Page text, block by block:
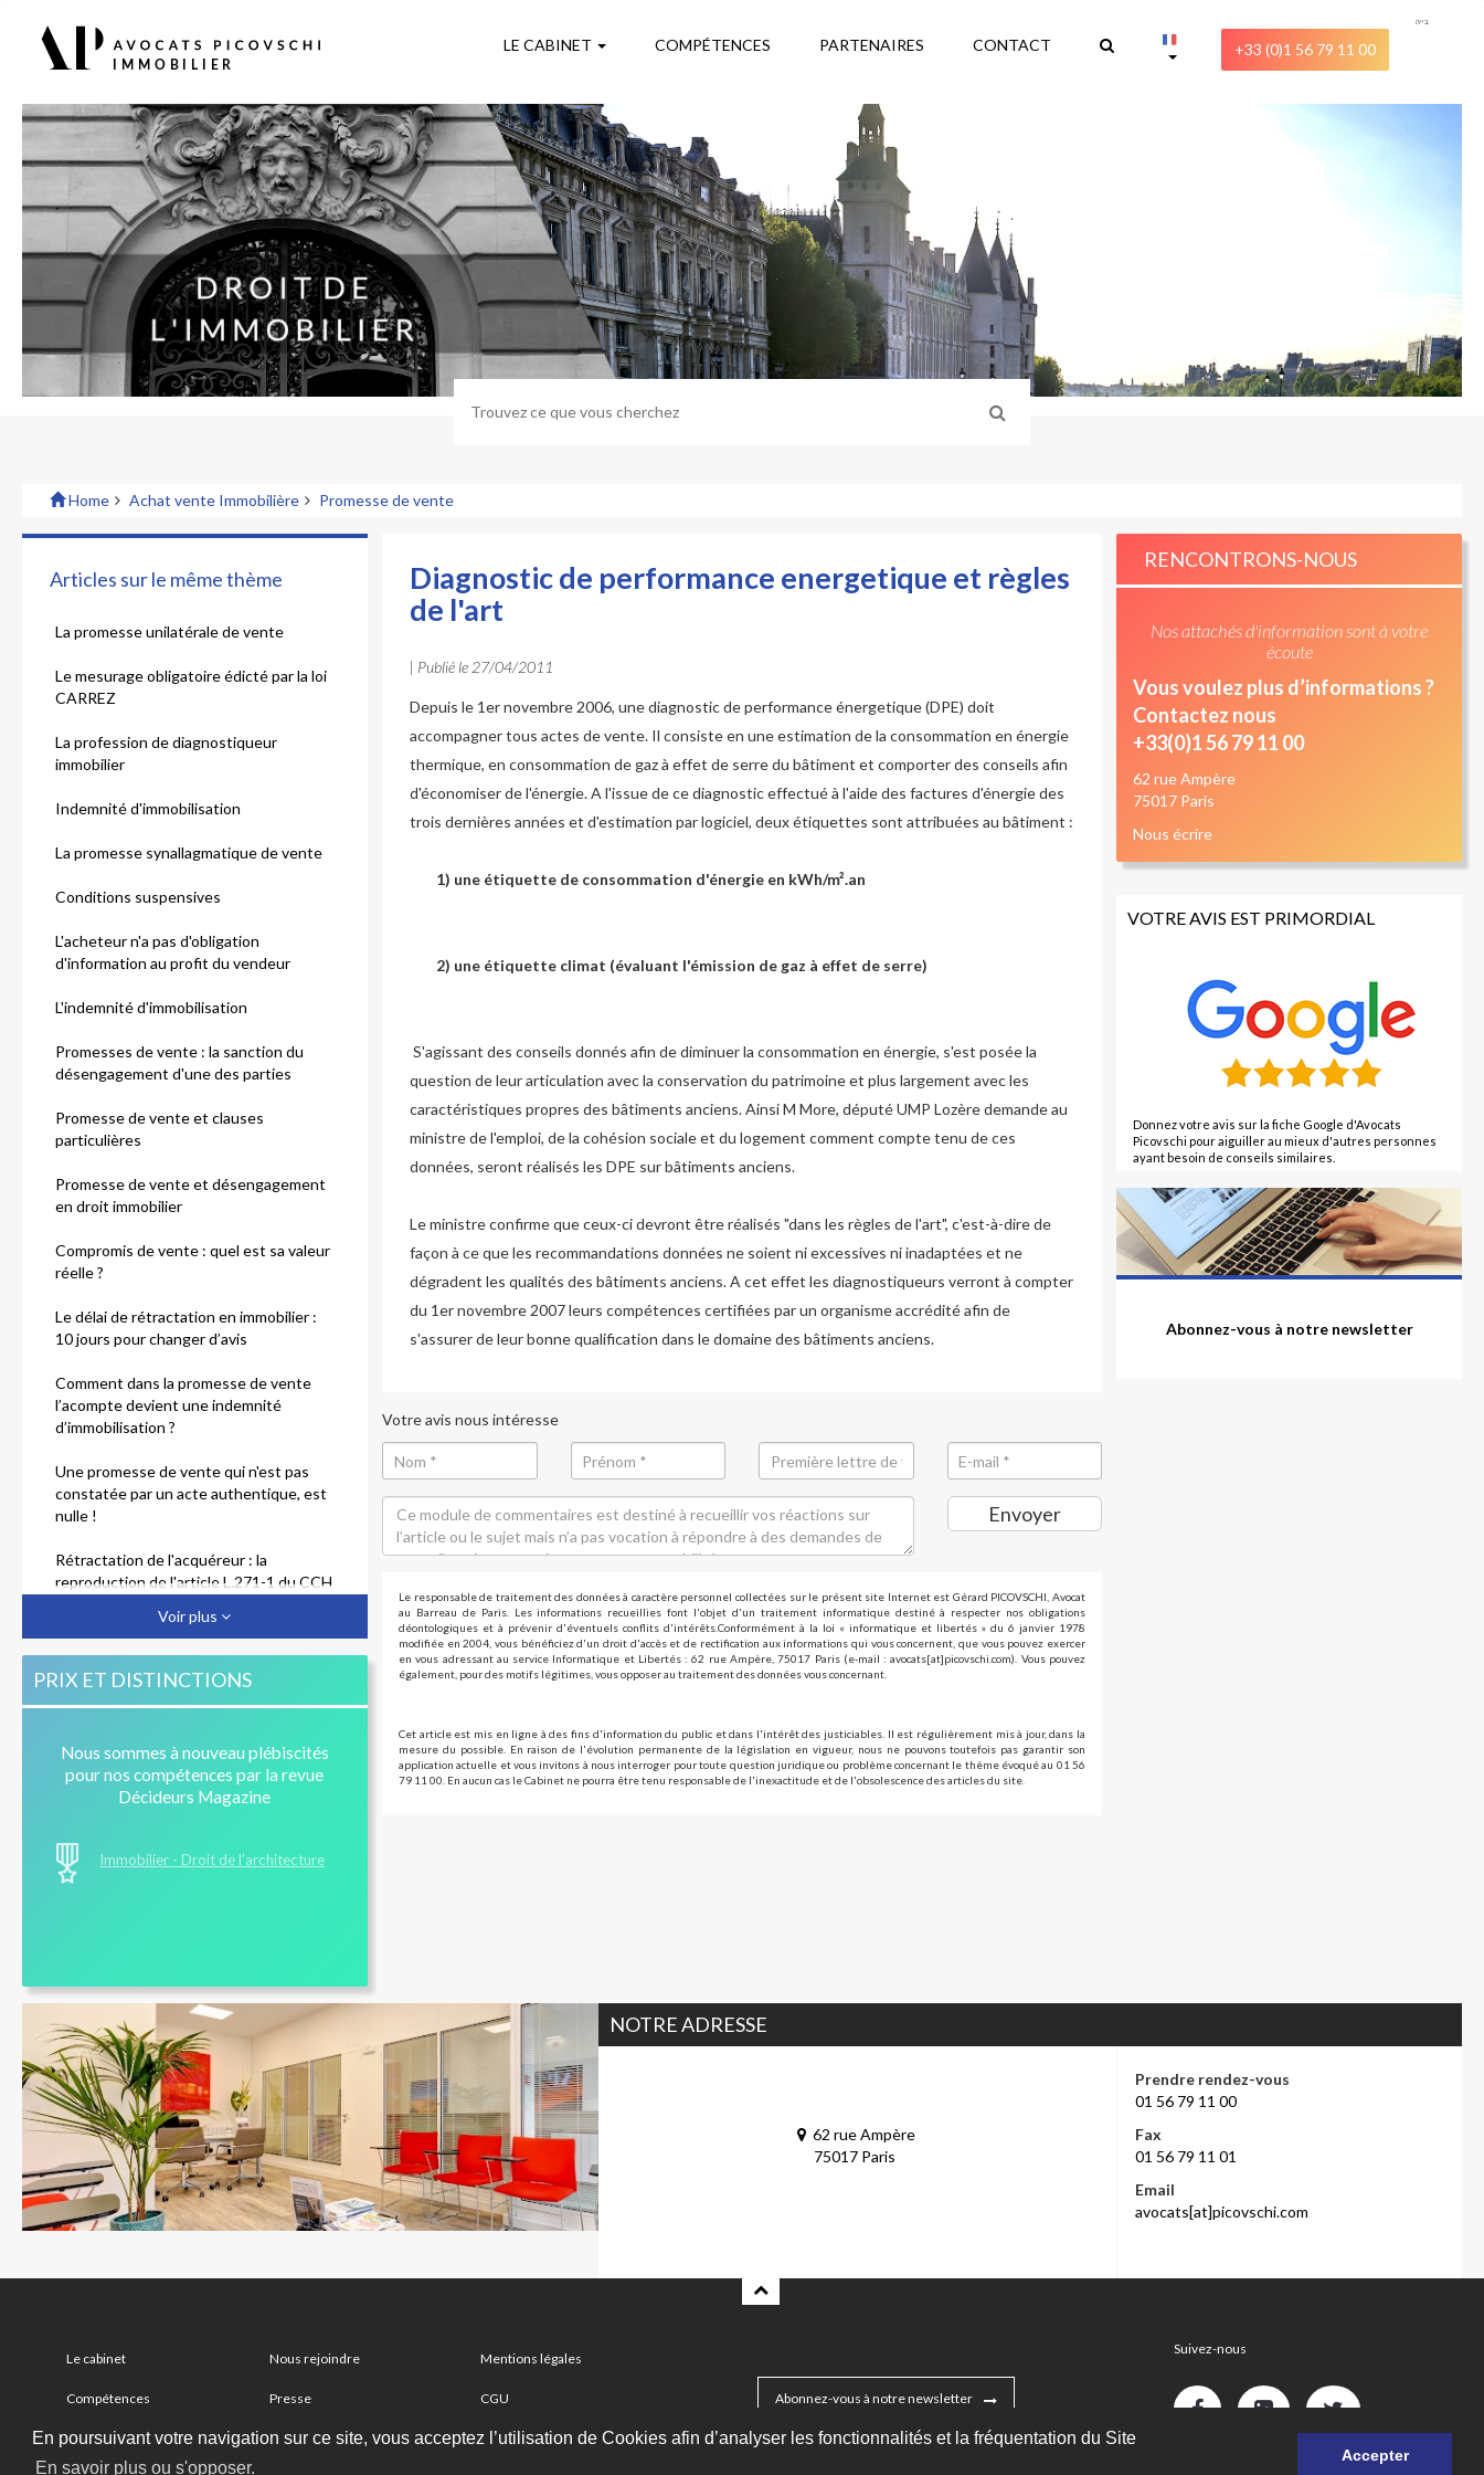
En poursuivant votre navigation sur ce site, vous acceptez l’utilisation de Cookies afin d’analyser les fonctionnalités et la fréquentation du Site
En savoir plus ou s'opposer.
Accepter
LE CABINET COMPÉTENCES PARTENAIRES CONTACT +33 (0)1 56 79 11 00
בייה
Home Achat vente Immobilière Promesse de vente
Articles sur le même thème
La promesse unilatérale de vente
Le mesurage obligatoire édicté par la loi
CARREZ
La profession de diagnostiqueur
immobilier
Indemnité d'immobilisation
La promesse synallagmatique de vente
Conditions suspensives
L'acheteur n'a pas d'obligation
d'information au profit du vendeur
L'indemnité d'immobilisation
Promesses de vente : la sanction du
désengagement d'une des parties
Promesse de vente et clauses
particulières
Promesse de vente et désengagement
en droit immobilier
Compromis de vente : quel est sa valeur
réelle ?
Le délai de rétractation en immobilier :
10 jours pour changer d’avis
Comment dans la promesse de vente
l’acompte devient une indemnité
d’immobilisation ?
Une promesse de vente qui n'est pas
constatée par un acte authentique, est
nulle !
Rétractation de l'acquéreur : la
reproduction de l'article L.271-1 du CCH
précisions sur la validité de la
notification de l'acte
immobilier : le vendeur peut-il se
rétracter ?
Voir plus
PRIX ET DISTINCTIONS
Nous sommes à nouveau plébiscités
pour nos compétences par la revue
Décideurs Magazine
Immobilier - Droit de l’architecture
Diagnostic de performance energetique et règles
de l'art
| Publié le 27/04/2011
Depuis le 1er novembre 2006, une diagnostic de performance énergetique (DPE) doit
accompagner tous actes de vente. Il consiste en une estimation de la consommation en énergie
thermique, en consommation de gaz à effet de serre du bâtiment et comporter des conseils afin
d'économiser de l'énergie. A l'issue de ce diagnostic effectué à l'aide des factures d'énergie des
trois dernières années et d'estimation par logiciel, deux étiquettes sont attribuées au bâtiment :
1) une étiquette de consommation d'énergie en kWh/m².an
2) une étiquette climat (évaluant l'émission de gaz à effet de serre)
S'agissant des conseils donnés afin de diminuer la consommation en énergie, s'est posée la
question de leur articulation avec la conservation du patrimoine et plus largement avec les
caractéristiques propres des bâtiments anciens. Ainsi M More, député UMP Lozère demande au
ministre de l'emploi, de la cohésion sociale et du logement comment compte tenu de ces
données, seront réalisés les DPE sur bâtiments anciens.
Le ministre confirme que ceux-ci devront être réalisés "dans les règles de l'art", c'est-à-dire de
façon à ce que les recommandations données ne soient ni excessives ni inadaptées et ne
dégradent les qualités des bâtiments anciens. A cet effet les diagnostiqueurs verront à compter
du 1er novembre 2007 leurs compétences certifiées par un organisme accrédité afin de
s'assurer de leur bonne qualification dans le domaine des bâtiments anciens.
Votre avis nous intéresse
Envoyer
Le responsable de traitement des données à caractère personnel collectées sur le présent site Internet est Gérard PICOVSCHI, Avocat
au Barreau de Paris. Les informations recueillies font l'objet d'un traitement informatique destiné à respecter nos obligations
déontologiques et à prévenir d'éventuels conflits d'intérêts.Conformément à la loi « informatique et libertés » du 6 janvier 1978
modifiée en 2004, vous bénéficiez d'un droit d'accès et de rectification aux informations qui vous concernent, que vous pouvez exercer
en vous adressant au service Informatique et Libertés : 62 rue Ampère, 75017 Paris (e-mail : avocats[at]picovschi.com). Vous pouvez
également, pour des motifs légitimes, vous opposer au traitement des données vous concernant.
Cet article est mis en ligne à des fins d'information du public et dans l'intérêt des justiciables. Il est régulièrement mis à jour, dans la
mesure du possible. En raison de l'évolution permanente de la législation en vigueur, nous ne pouvons toutefois pas garantir son
application actuelle et vous invitons à nous interroger pour toute question juridique ou problème concernant le thème évoqué au 01 56
79 11 00. En aucun cas le Cabinet ne pourra être tenu responsable de l'inexactitude et de l'obsolescence des articles du site.
RENCONTRONS-NOUS
Nos attachés d'information sont à votre
écoute
Vous voulez plus d’informations ?
Contactez nous
+33(0)1 56 79 11 00
62 rue Ampère
75017 Paris
Nous écrire
VOTRE AVIS EST PRIMORDIAL
Donnez votre avis sur la fiche Google d'Avocats
Picovschi pour aiguiller au mieux d'autres personnes
ayant besoin de conseils similaires.
Abonnez-vous à notre newsletter
NOTRE ADRESSE
62 rue Ampère
75017 Paris
Prendre rendez-vous
01 56 79 11 00
Fax
01 56 79 11 01
Email
avocats[at]picovschi.com
Le cabinet
Compétences
Partenaire
Nous rejoindre
Presse
Nous contacter
Mentions légales
CGU
Plan du site
Abonnez-vous à notre newsletter
Suivez-nous